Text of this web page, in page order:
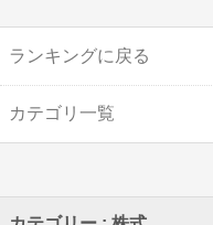
ランキングに戻る
カテゴリ一覧